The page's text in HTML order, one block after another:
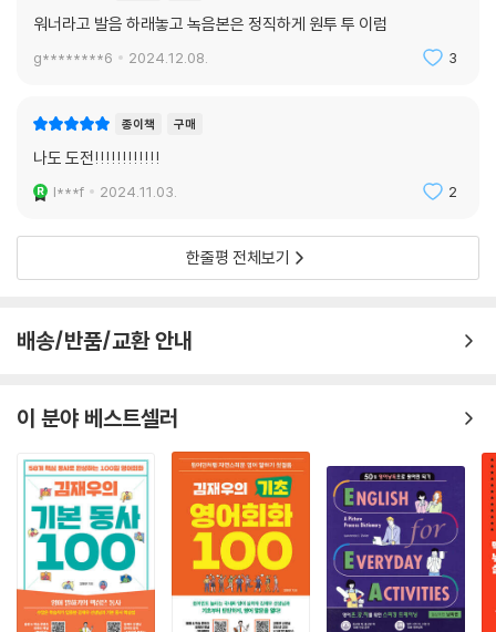
무 적 소리블록 38_ You had better
You had better finish your homework.
무 적 소리블록 39_ I Find it difficult to
어떤 일이 어렵다고 말할 때 사용하는 표현
무 적 소리블록 40_ I’m supposed to
I am supposed to finish this report by tomorrow.
일상에서 자주 쓰는 시간, 장소, 감정에 관한
무적 소리블록 20
무 적 소리블록 41_ It’s time to
어떤 일을 할 시간이 되었다고 말할 때 사용하는 표현
It’s time to go to bed.
무 적 소리블록 42_ in the morning
워너라고 발음 하래놓고 녹음본은 정직하게 원투 투 이럼
g********6 2024.12.08. 3
종이책 구매
나도 도전!!!!!!!!!!!!
l***f 2024.11.03. 2
한줄평 전체보기
배송/반품/교환 안내
이 분야 베스트셀러